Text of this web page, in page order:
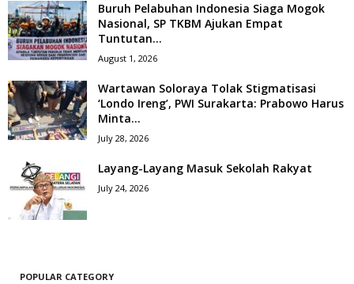
Buruh Pelabuhan Indonesia Siaga Mogok
Nasional, SP TKBM Ajukan Empat
Tuntutan...
August 1, 2026
Wartawan Soloraya Tolak Stigmatisasi
‘Londo Ireng’, PWI Surakarta: Prabowo Harus
Minta...
July 28, 2026
Layang-Layang Masuk Sekolah Rakyat
July 24, 2026
POPULAR CATEGORY